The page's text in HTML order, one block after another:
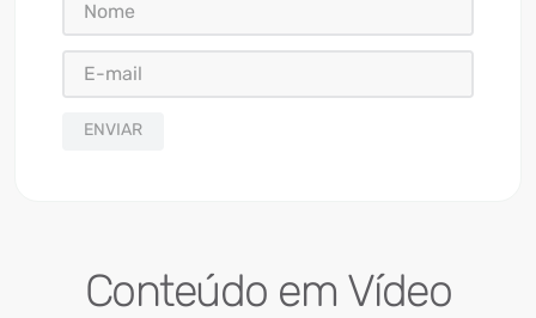
ENVIAR
Conteúdo em Vídeo